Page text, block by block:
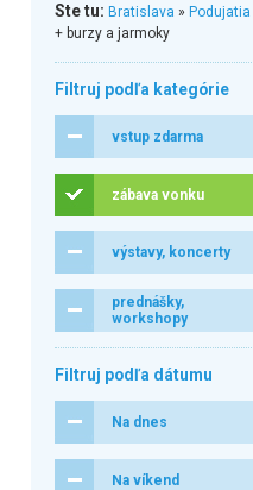
Ste tu: Bratislava » Podujatia
+ burzy a jarmoky
Filtruj podľa kategórie
vstup zdarma
zábava vonku
výstavy, koncerty
prednášky,
workshopy
Filtruj podľa dátumu
Na dnes
Na víkend